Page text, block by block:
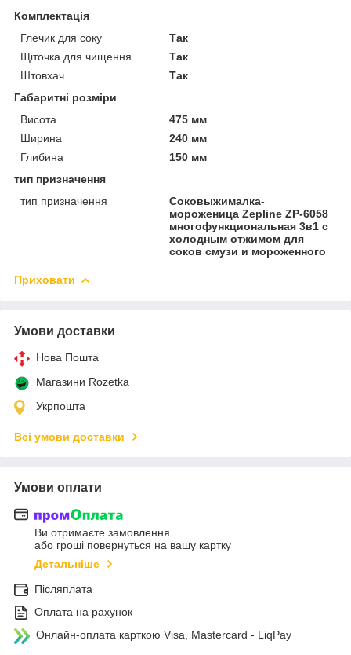
Комплектація
Глечик для соку
Так
Щіточка для чищення
Так
Штовхач
Так
Габаритні розміри
Висота
475 мм
Ширина
240 мм
Глибина
150 мм
тип призначення
тип призначення
Соковыжималка-
мороженица Zepline ZP-6058
многофункциональная 3в1 с
холодным отжимом для
соков смузи и мороженного
Приховати
Умови доставки
Нова Пошта
Магазини Rozetka
Укрпошта
Всі умови доставки
Умови оплати
Ви отримаєте замовлення
або гроші повернуться на вашу картку
Детальніше
Післяплата
Оплата на рахунок
Онлайн-оплата карткою Visa, Mastercard - LiqPay